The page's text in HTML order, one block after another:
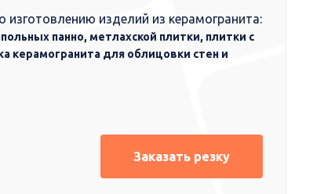
изготовлению изделий из керамогранита:
панно, метлахской плитки, плитки с
керамогранита для облицовки стен и
Заказать резку